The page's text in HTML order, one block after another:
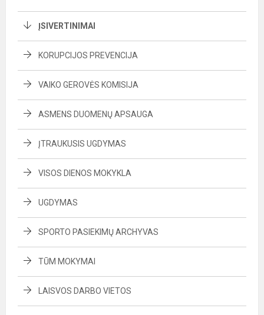
ĮSIVERTINIMAI
KORUPCIJOS PREVENCIJA
VAIKO GEROVĖS KOMISIJA
ASMENS DUOMENŲ APSAUGA
ĮTRAUKUSIS UGDYMAS
VISOS DIENOS MOKYKLA
UGDYMAS
SPORTO PASIEKIMŲ ARCHYVAS
TŪM MOKYMAI
LAISVOS DARBO VIETOS